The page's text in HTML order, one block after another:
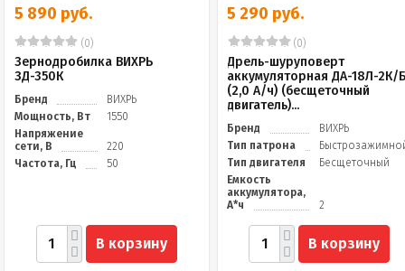
5 890 руб.
(0)
Зернодробилка ВИХРЬ
ЗД-350К
Бренд
ВИХРЬ
Мощность, Вт
1550
Напряжение
сети, В
220
Частота, Гц
50
В корзину
5 290 руб.
(0)
Дрель-шуруповерт
аккумуляторная ДА-18Л-2К/
(2,0 А/ч) (бесщеточный
двигатель)...
Бренд
ВИХРЬ
Тип патрона
Тип двигателя
Бесщеточный
Емкость
аккумулятора,
А*ч
2
В корзину